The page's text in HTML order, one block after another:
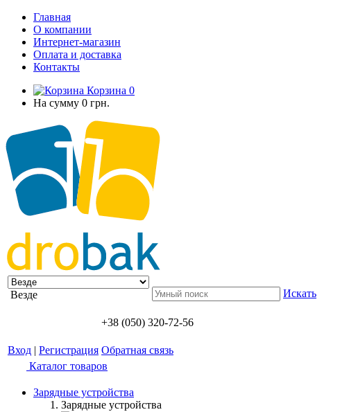
Главная
О компании
Интернет-магазин
Оплата и доставка
Контакты
Корзина 0
На сумму 0 грн.
Везде Искать
+38 (050) 320-72-56
Вход | Регистрация Обратная связь
Каталог товаров
Зарядные устройства
Зарядные устройства